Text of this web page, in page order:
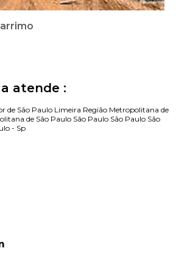
atende :
de São Paulo Limeira Região Metropolitana de
de São Paulo São Paulo São Paulo São
- Sp